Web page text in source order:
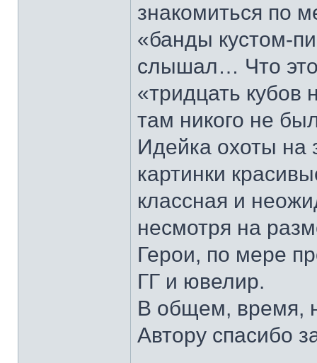
знакомиться по
«банды кустом-
слышал… Что это
«тридцать
там никого не
Идейка охоты на
картинки
классная и
несмотря на
Герои, по мере
ГГ и ювелир.
В общем, время,
Автору спасибо